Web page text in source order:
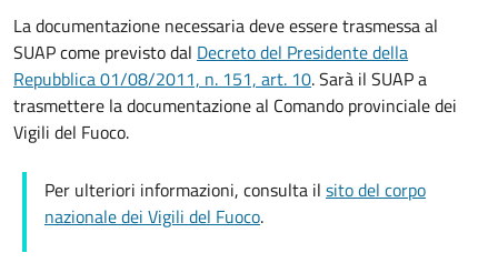
La documentazione necessaria deve essere trasmessa al
SUAP come previsto dal Decreto del Presidente della
Repubblica 01/08/2011, n. 151, art. 10. Sarà il SUAP a
trasmettere la documentazione al Comando provinciale dei
Vigili del Fuoco.
Per ulteriori informazioni, consulta il sito del corpo
nazionale dei Vigili del Fuoco.